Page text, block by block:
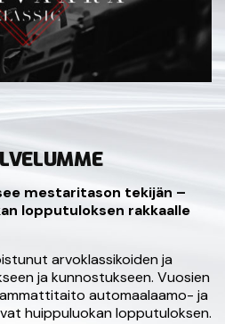
mestaritason tekijän –
lopputuloksen rakkaalle
arvoklassikoiden ja
ja kunnostukseen. Vuosien
automaalaamo- ja
huippuluokan lopputuloksen.